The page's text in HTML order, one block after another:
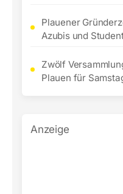
Plauener
Azubis und
Zwölf
Plauen für
Anzeige